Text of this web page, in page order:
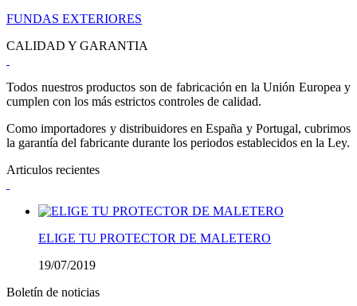
FUNDAS EXTERIORES
CALIDAD Y GARANTIA
Todos nuestros productos son de fabricación en la Unión Europea y
cumplen con los más estrictos controles de calidad.
Como importadores y distribuidores en España y Portugal, cubrimos
la garantía del fabricante durante los periodos establecidos en la Ley.
Articulos recientes
ELIGE TU PROTECTOR DE MALETERO
19/07/2019
Boletín de noticias